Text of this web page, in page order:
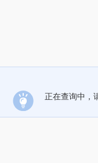
正在查询中，